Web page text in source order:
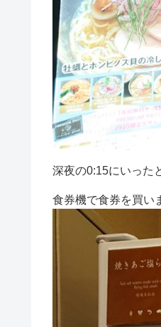
深夜の0:15にいった
食券機で食券を買い